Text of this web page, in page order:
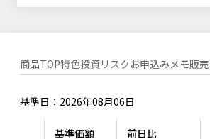
投資信託償還商品のご案内
有価証券届出書の効力の発生の有無につ
こだわりのインデックスファンド 購入・換
NAMシティ
受賞歴
方針・その他開示情報
採用情報
商品TOP特色投資リスク お申込みメモ販
基準日：2026年08月06日
基準価額 前日比